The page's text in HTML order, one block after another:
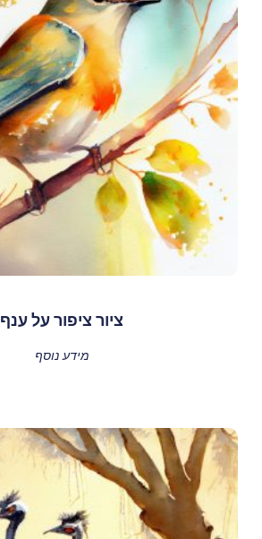
ציור ציפור על ענף
מידע נוסף